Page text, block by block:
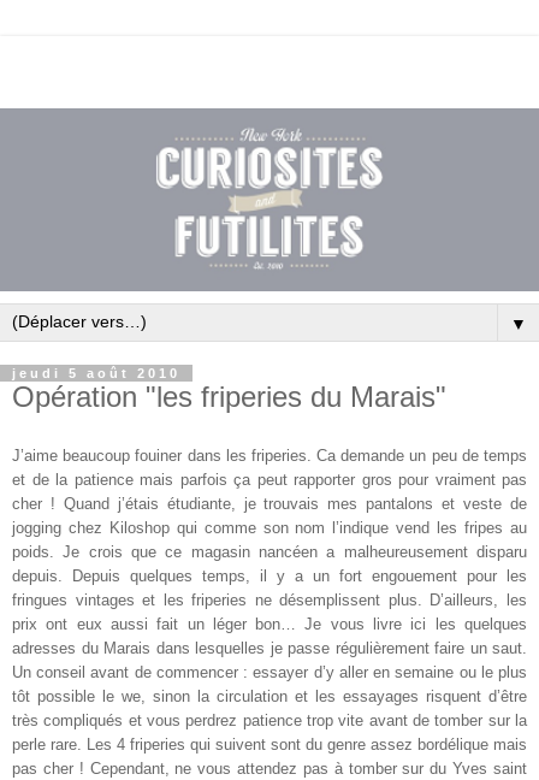
▼
jeudi 5 août 2010
Opération "les friperies du Marais"
J’aime beaucoup fouiner dans les friperies. Ca demande un peu de temps
et de la patience mais parfois ça peut rapporter gros pour vraiment pas
cher ! Quand j’étais étudiante, je trouvais mes pantalons et veste de
jogging chez Kiloshop qui comme son nom l’indique vend les fripes au
poids. Je crois que ce magasin nancéen a malheureusement disparu
depuis. Depuis quelques temps, il y a un fort engouement pour les
fringues vintages et les friperies ne désemplissent plus. D’ailleurs, les
prix ont eux aussi fait un léger bon… Je vous livre ici les quelques
adresses du Marais dans lesquelles je passe régulièrement faire un saut.
Un conseil avant de commencer : essayer d’y aller en semaine ou le plus
tôt possible le we, sinon la circulation et les essayages risquent d’être
très compliqués et vous perdrez patience trop vite avant de tomber sur la
perle rare. Les 4 friperies qui suivent sont du genre assez bordélique mais
pas cher ! Cependant, ne vous attendez pas à tomber sur du Yves saint